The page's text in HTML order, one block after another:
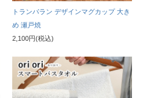
トランパラン デザインマグカップ 大き
め 瀬戸焼
2,100円(税込)